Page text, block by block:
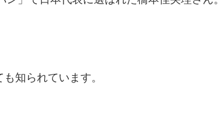
知られています。